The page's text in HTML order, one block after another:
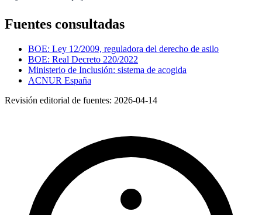
Fuentes consultadas
BOE: Ley 12/2009, reguladora del derecho de asilo
BOE: Real Decreto 220/2022
Ministerio de Inclusión: sistema de acogida
ACNUR España
Revisión editorial de fuentes: 2026-04-14